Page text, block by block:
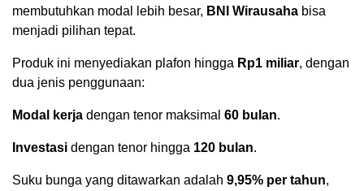
membutuhkan modal lebih besar, BNI Wirausaha bisa
menjadi pilihan tepat.
Produk ini menyediakan plafon hingga Rp1 miliar, dengan
dua jenis penggunaan:
Modal kerja dengan tenor maksimal 60 bulan.
Investasi dengan tenor hingga 120 bulan.
Suku bunga yang ditawarkan adalah 9,95% per tahun,